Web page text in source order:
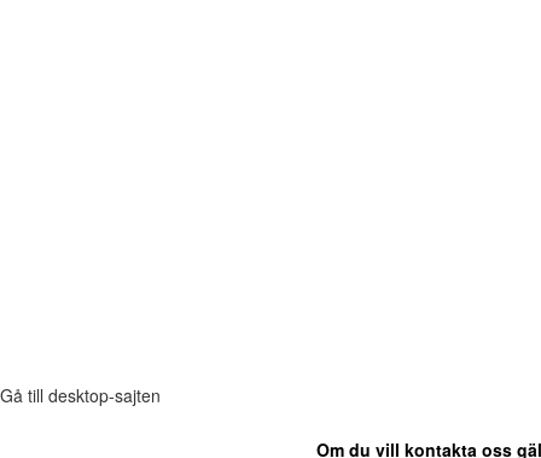
Gå till desktop-sajten
Om du vill kontakta oss